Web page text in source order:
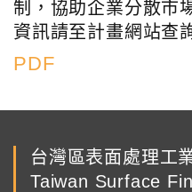
制，協助企業分散市
資訊請至計畫網站查
PDF
台灣區表面處理工
Taiwan Surface